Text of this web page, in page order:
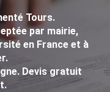
Tours.
par mairie,
en France et à
Devis gratuit